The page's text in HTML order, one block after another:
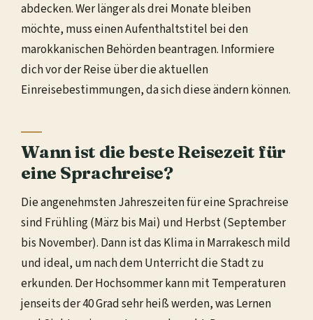
abdecken. Wer länger als drei Monate bleiben
möchte, muss einen Aufenthaltstitel bei den
marokkanischen Behörden beantragen. Informiere
dich vor der Reise über die aktuellen
Einreisebestimmungen, da sich diese ändern können.
Wann ist die beste Reisezeit für
eine Sprachreise?
Die angenehmsten Jahreszeiten für eine Sprachreise
sind Frühling (März bis Mai) und Herbst (September
bis November). Dann ist das Klima in Marrakesch mild
und ideal, um nach dem Unterricht die Stadt zu
erkunden. Der Hochsommer kann mit Temperaturen
jenseits der 40 Grad sehr heiß werden, was Lernen